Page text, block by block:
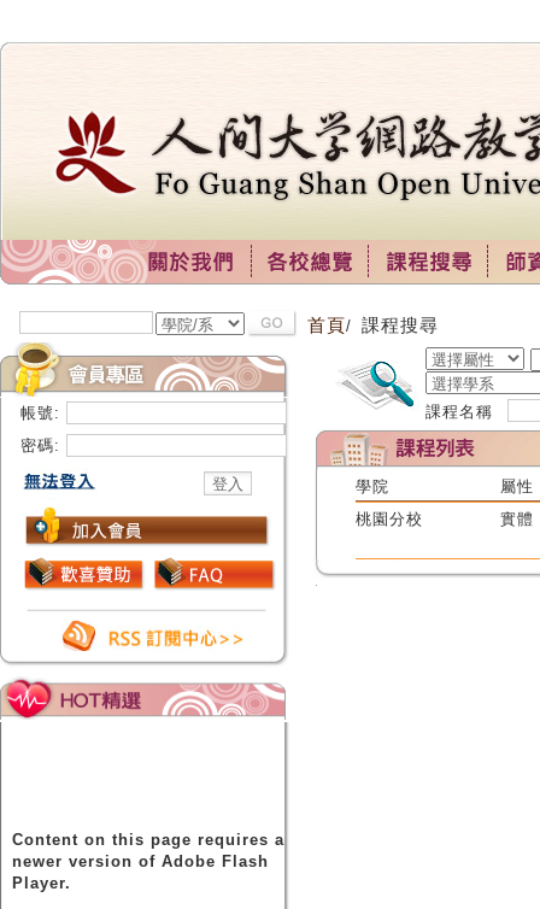
帳號:
密碼:
Content on this page requires a
newer version of Adobe Flash
Player.
首頁/ 課程搜尋
課程名稱
學院
屬性
桃園分校
實體